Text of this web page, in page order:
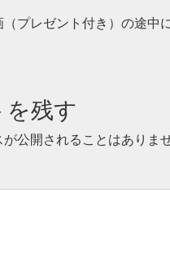
プレゼント付き）の途中
を残す
公開されることはありませ